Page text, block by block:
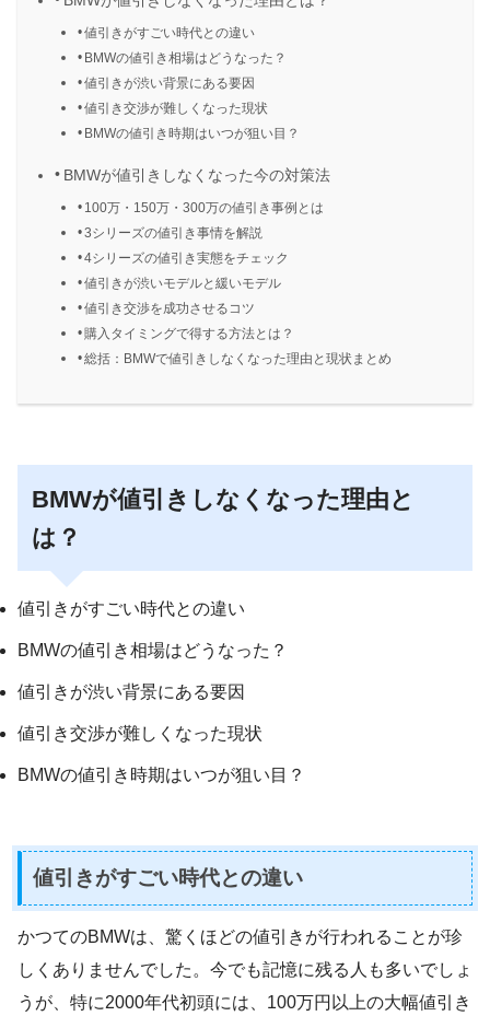
値引きがすごい時代との違い
BMWの値引き相場はどうなった？
値引きが渋い背景にある要因
値引き交渉が難しくなった現状
BMWの値引き時期はいつが狙い目？
BMWが値引きしなくなった今の対策法
100万・150万・300万の値引き事例とは
3シリーズの値引き事情を解説
4シリーズの値引き実態をチェック
値引きが渋いモデルと緩いモデル
値引き交渉を成功させるコツ
購入タイミングで得する方法とは？
総括：BMWで値引きしなくなった理由と現状まとめ
BMWが値引きしなくなった理由と
は？
値引きがすごい時代との違い
BMWの値引き相場はどうなった？
値引きが渋い背景にある要因
値引き交渉が難しくなった現状
BMWの値引き時期はいつが狙い目？
値引きがすごい時代との違い
かつてのBMWは、驚くほどの値引きが行われることが珍
しくありませんでした。今でも記憶に残る人も多いでしょ
うが、特に2000年代初頭には、100万円以上の大幅値引き